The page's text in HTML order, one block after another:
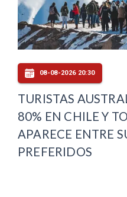
08-08-2026 20:30
TURISTAS
80% EN CHILE Y
APARECE ENTRE
PREFERIDOS